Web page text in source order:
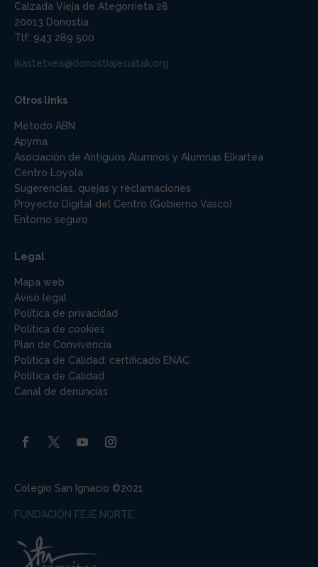
Calzada Vieja de Ategorrieta 28
20013 Donostia
Tlf: 943 289 500
ikastetxea@donostiajesuitak.org
Otros links
Método ABN
Apyma
Asociación de Antiguos Alumnos y Alumnas Elkartea
Centro Loyola
Sugerencias, quejas y reclamaciones
Proyecto Digital del Centro (Gobierno Vasco)
Entorno seguro
Legal
Mapa web
Aviso legal
Política de privacidad
Política de cookies
Plan de Convivencia
Politica de Calidad: certificado ENAC
Política de Calidad
Canal de denuncias
Colegio San Ignacio ©2021
FUNDACIÓN FEJE NORTE